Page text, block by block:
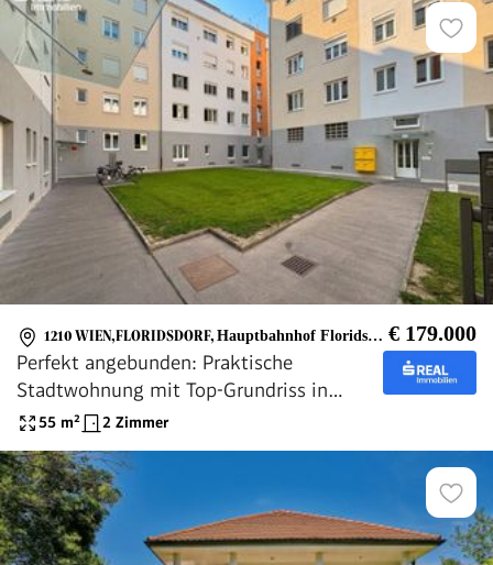
1210 WIEN,FLORIDSDORF, Hauptbahnhof Floridsdorf U6 € 179.000
Perfekt angebunden: Praktische
Stadtwohnung mit Top-Grundriss in
Floridsdorf
55 m² 2 Zimmer